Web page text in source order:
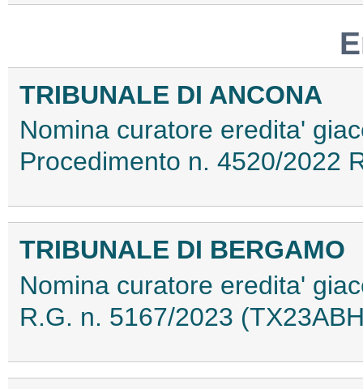
TRIBUNALE DI ANCONA
Nomina curatore eredita'
Procedimento n. 4520/2022
TRIBUNALE DI BERGAMO
Nomina curatore eredita'
R.G. n. 5167/2023